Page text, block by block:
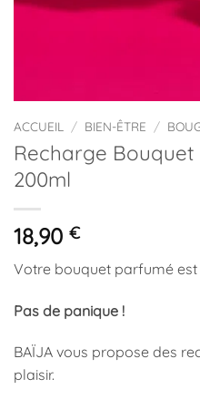
ACCUEIL / BIEN-ÊTRE /
Recharge Bouquet
200ml
18,90 €
Votre bouquet parfumé est
Pas de panique !
BAÏJA vous propose des
plaisir.